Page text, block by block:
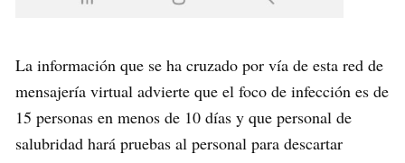
La información que se ha cruzado por vía de esta red de
mensajería virtual advierte que el foco de infección es de
15 personas en menos de 10 días y que personal de
salubridad hará pruebas al personal para descartar